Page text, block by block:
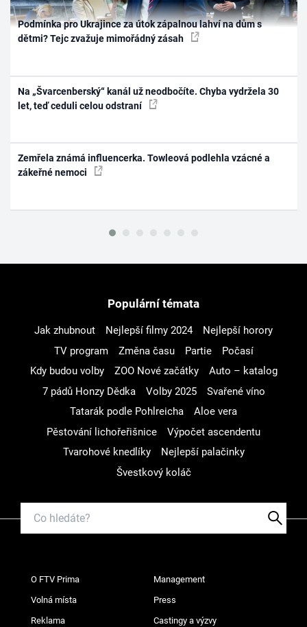
Podmínka pro Ukrajince za útok zápalnou lahví na dům s
dětmi? Tejc zvažuje mimořádný zásah
Na „Švarcenberský“ kanál už neodbočíte. Chyba vydržela 30
let, teď ceduli celou odstraní
Zemřela známá influencerka. Towleová podlehla vzácné a
zákeřné nemoci
Populární témata
Jak zhubnout Nejlepší filmy 2024
Nejlepší horory
TV program
Změna času Partie
Počasí
Kdy budou volby
ZOO Nové začátky
Auto – katalog
7 pádů Honzy Dědka
Volby 2025
Svařené víno
Tatarák podle Pohlreicha
Aloe vera
Pěstování lichořeřišnice
Výpočet ascendentu
Tvarohové knedlíky
Nejlepší palačinky
Švestkový koláč
O FTV Prima Management
Volná místa Press
Reklama Castingy a výzvy